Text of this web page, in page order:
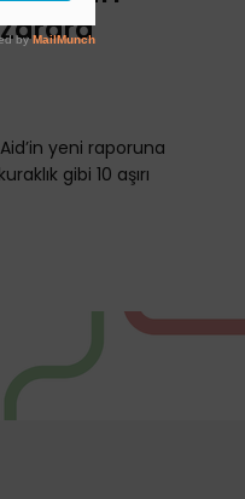
yeni raporuna
gibi 10 aşırı